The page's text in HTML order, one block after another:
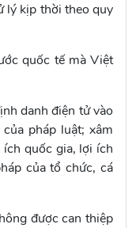
lý kịp thời theo quy
quốc tế mà Việt
danh điện tử vào
pháp luật; xâm
quốc gia, lợi ích
của tổ chức, cá
được can thiệp